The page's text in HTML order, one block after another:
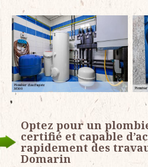
Optez pour un
certifié et capable
rapidement des
Domarin